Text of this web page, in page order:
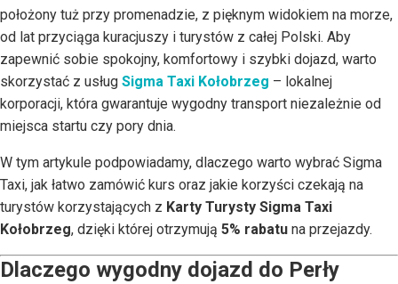
położony tuż przy promenadzie, z pięknym widokiem na morze,
od lat przyciąga kuracjuszy i turystów z całej Polski. Aby
zapewnić sobie spokojny, komfortowy i szybki dojazd, warto
skorzystać z usług Sigma Taxi Kołobrzeg – lokalnej
korporacji, która gwarantuje wygodny transport niezależnie od
miejsca startu czy pory dnia.
W tym artykule podpowiadamy, dlaczego warto wybrać Sigma
Taxi, jak łatwo zamówić kurs oraz jakie korzyści czekają na
turystów korzystających z Karty Turysty Sigma Taxi
Kołobrzeg, dzięki której otrzymują 5% rabatu na przejazdy.
Dlaczego wygodny dojazd do Perły